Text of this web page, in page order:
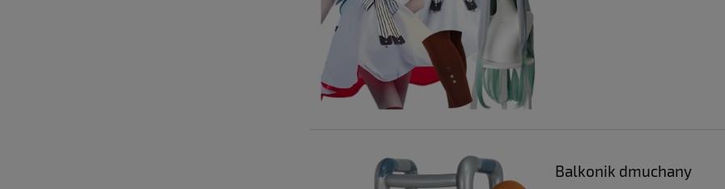
Balkonik dmuchany